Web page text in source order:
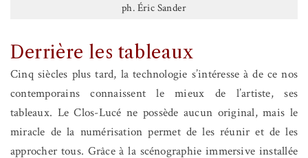
ph. Éric Sander
Derrière les tableaux
Cinq siècles plus tard, la technologie s’intéresse à de ce nos
contemporains connaissent le mieux de l’artiste, ses
tableaux. Le Clos-Lucé ne possède aucun original, mais le
miracle de la numérisation permet de les réunir et de les
approcher tous. Grâce à la scénographie immersive installée